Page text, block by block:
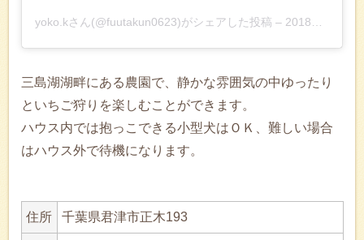
yoko.kさん(@fuutakun0623)がシェアした投稿 – 2018年 2月月5日午前6時29分PST
三島湖湖畔にある農園で、静かな雰囲気の中ゆったり
といちご狩りを楽しむことができます。
ハウス内では抱っこできる小型犬はＯＫ、難しい場合
はハウス外で待機になります。
住所 千葉県君津市正木193